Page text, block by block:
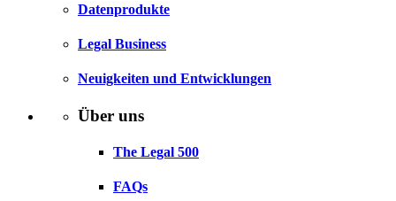
Datenprodukte
Legal Business
Neuigkeiten und Entwicklungen
Über uns
The Legal 500
FAQs